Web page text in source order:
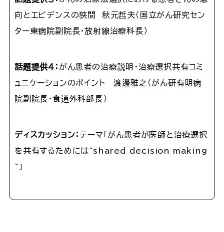
向とエビデンスの狭間 秋元哲夫（国立がん研究セン
ター東病院副院長・放射線治療科長）
話題提供４： がん患者の治療説明・治療選択共有コミ
ュニケーションのポイント 渡邊雅之（がん研有明病
院副院長・食道外科部長）
ディスカッション： テーマ「がん患者が医師と治療選択
を共有するためには~shared decision making
~」